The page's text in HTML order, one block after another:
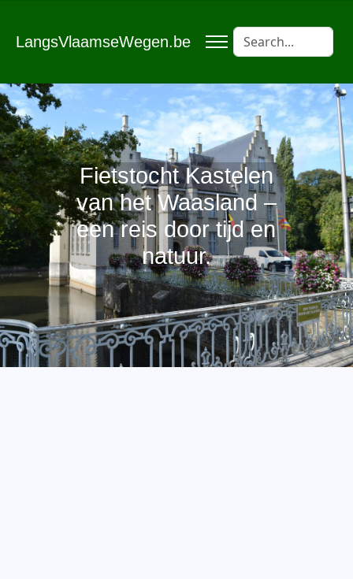
LangsVlaamseWegen.be
Fietstocht Kastelen
van het Waasland –
een reis door tijd en
natuur.